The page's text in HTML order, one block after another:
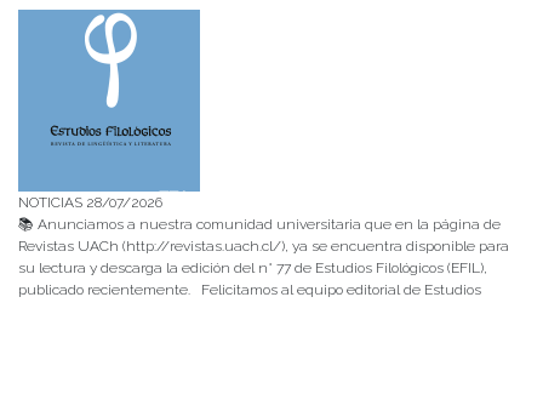
NOTICIAS 28/07/2026
📚 Anunciamos a nuestra comunidad universitaria que en la página de
Revistas UACh (http://revistas.uach.cl/), ya se encuentra disponible para
su lectura y descarga la edición del n° 77 de Estudios Filológicos (EFIL),
publicado recientemente. Felicitamos al equipo editorial de Estudios